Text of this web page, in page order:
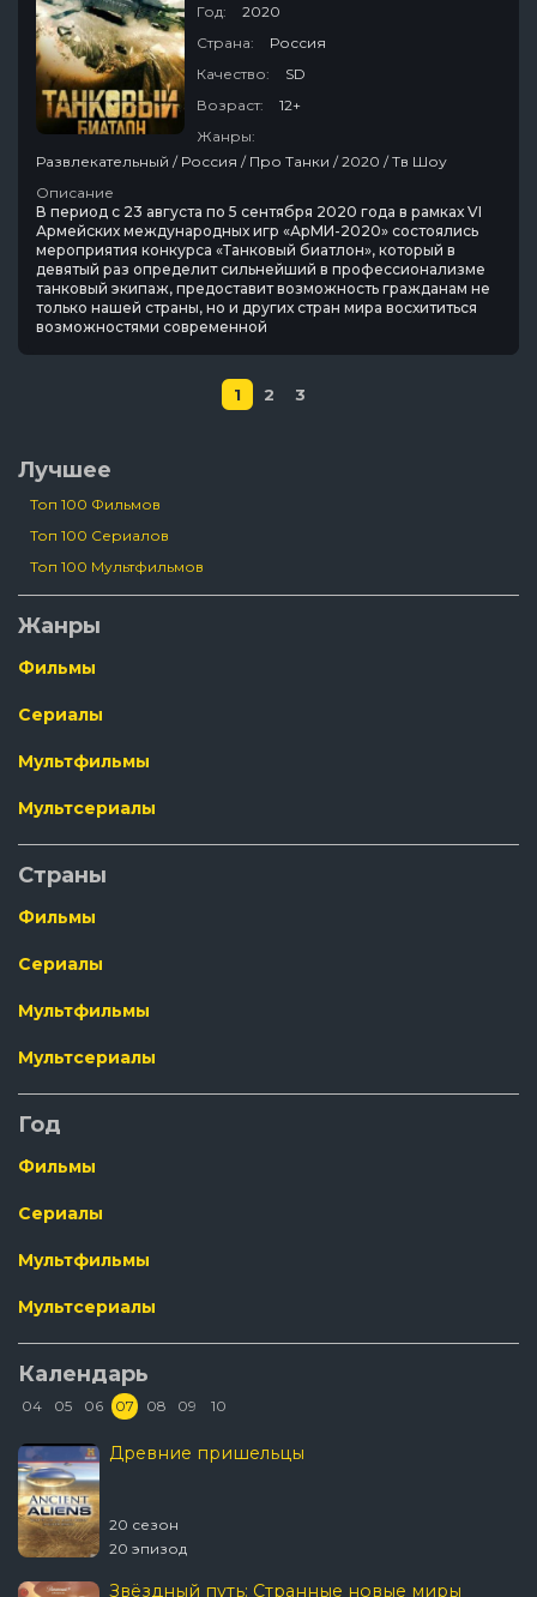
Год:
2020
Страна:
Россия
Качество:
SD
Возраст:
12+
Жанры:
Развлекательный / Россия / Про Танки / 2020 / Тв Шоу
Описание
В период с 23 августа по 5 сентября 2020 года в рамках VI
Армейских международных игр «АрМИ-2020» состоялись
мероприятия конкурса «Танковый биатлон», который в
девятый раз определит сильнейший в профессионализме
танковый экипаж, предоставит возможность гражданам не
только нашей страны, но и других стран мира восхититься
возможностями современной
1 2 3
Лучшее
Топ 100 Фильмов
Топ 100 Сериалов
Топ 100 Мультфильмов
Жанры
Фильмы
Сериалы
Мультфильмы
Мультсериалы
Страны
Фильмы
Сериалы
Мультфильмы
Мультсериалы
Год
Фильмы
Сериалы
Мультфильмы
Мультсериалы
Календарь
04 05 06 07 08 09 10
Древние пришельцы
20 сезон
20 эпизод
Звёздный путь: Странные новые миры